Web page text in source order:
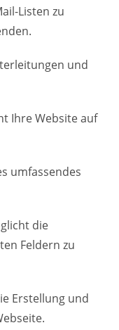
Listen zu
und
Ihre Website auf
umfassendes
die
Feldern zu
Erstellung und